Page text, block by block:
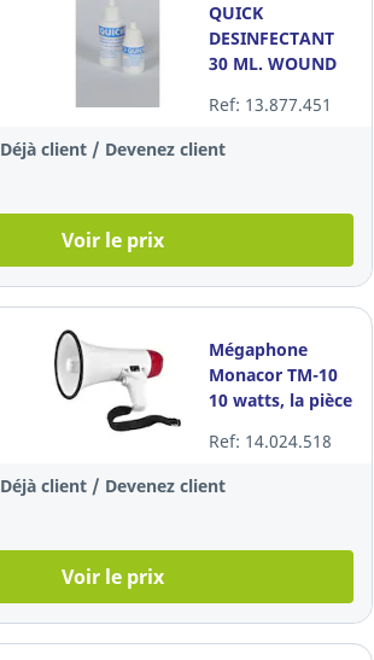
QUICK
DESINFECTANT
30 ML. WOUND
Ref: 13.877.451
Déjà client / Devenez client
Voir le prix
Mégaphone
Monacor TM-10
10 watts, la pièce
Ref: 14.024.518
Déjà client / Devenez client
Voir le prix